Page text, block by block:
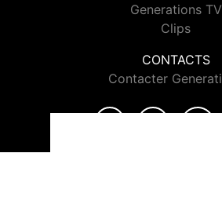
Generations TV
Clips
CONTACTS
Contacter